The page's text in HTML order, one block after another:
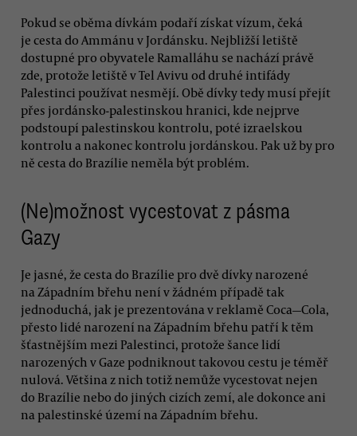
Pokud se oběma dívkám podaří získat vízum, čeká
je cesta do Ammánu v Jordánsku. Nejbližší letiště
dostupné pro obyvatele Ramalláhu se nachází právě
zde, protože letiště v Tel Avivu od druhé intifády
Palestinci používat nesmějí. Obě dívky tedy musí přejít
přes jordánsko-palestinskou hranici, kde nejprve
podstoupí palestinskou kontrolu, poté izraelskou
kontrolu a nakonec kontrolu jordánskou. Pak už by pro
ně cesta do Brazílie neměla být problém.
(Ne)možnost vycestovat z pásma
Gazy
Je jasné, že cesta do Brazílie pro dvě dívky narozené
na Západním břehu není v žádném případě tak
jednoduchá, jak je prezentována v reklamě Coca—Cola,
přesto lidé narození na Západním břehu patří k těm
šťastnějším mezi Palestinci, protože šance lidí
narozených v Gaze podniknout takovou cestu je téměř
nulová. Většina z nich totiž nemůže vycestovat nejen
do Brazílie nebo do jiných cizích zemí, ale dokonce ani
na palestinské území na Západním břehu.